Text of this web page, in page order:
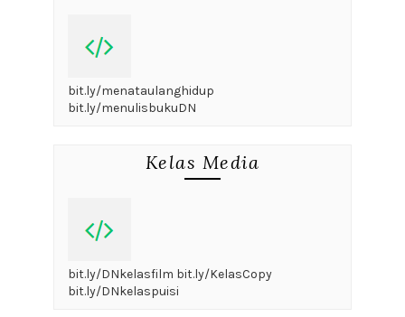
bit.ly/menataulanghidup
bit.ly/menulisbukuDN
Kelas Media
bit.ly/DNkelasfilm bit.ly/KelasCopy
bit.ly/DNkelaspuisi